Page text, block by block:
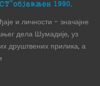
и личности - значајне
дела Шумадије, уз
друштвених прилика, а